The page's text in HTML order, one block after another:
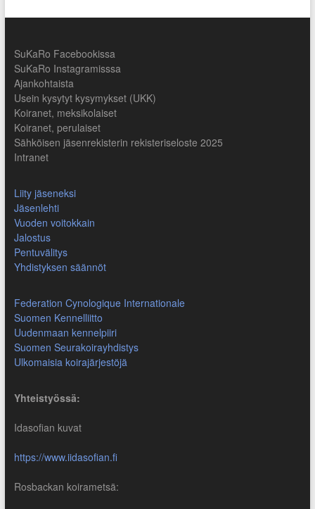
SuKaRo Facebookissa
SuKaRo Instagramisssa
Ajankohtaista
Usein kysytyt kysymykset (UKK)
Koiranet, meksikolaiset
Koiranet, perulaiset
Sähköisen jäsenrekisterin rekisteriseloste 2025
Intranet
Liity jäseneksi
Jäsenlehti
Vuoden voitokkain
Jalostus
Pentuvälitys
Yhdistyksen säännöt
Federation Cynologique Internationale
Suomen Kennelliitto
Uudenmaan kennelpiiri
Suomen Seurakoirayhdistys
Ulkomaisia koirajärjestöjä
Yhteistyössä:
Idasofian kuvat
https://www.iidasofian.fi
Rosbackan koirametsä: